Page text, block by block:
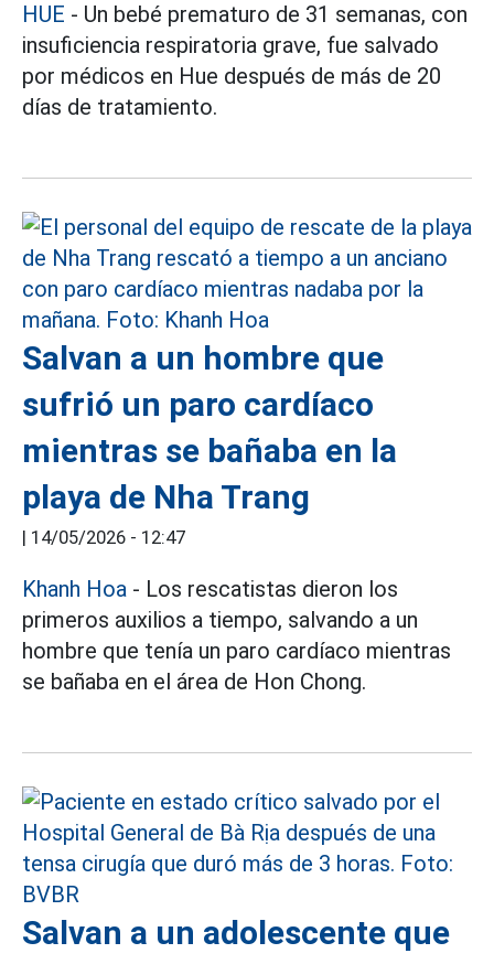
HUE - Un bebé prematuro de 31 semanas, con
insuficiencia respiratoria grave, fue salvado
por médicos en Hue después de más de 20
días de tratamiento.
Salvan a un hombre que
sufrió un paro cardíaco
mientras se bañaba en la
playa de Nha Trang
| 14/05/2026 - 12:47
Khanh Hoa - Los rescatistas dieron los
primeros auxilios a tiempo, salvando a un
hombre que tenía un paro cardíaco mientras
se bañaba en el área de Hon Chong.
Salvan a un adolescente que